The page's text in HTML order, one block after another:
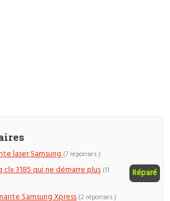
laser Samsung(7 réponses )
clx 3185 qui ne démarre plus Réparé
(11
Samsung Xpress (2 réponses )